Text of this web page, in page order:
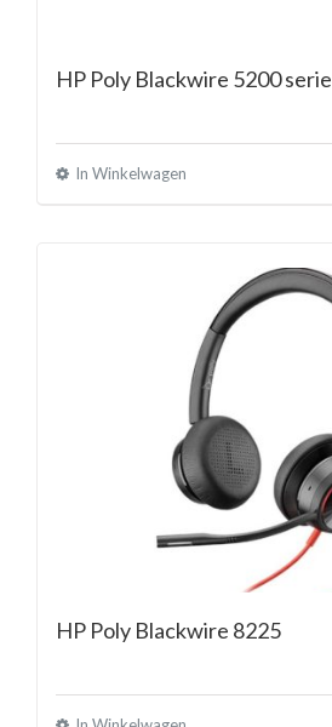
HP Poly Blackwire 5200 serie
In Winkelwagen
HP Poly Blackwire 8225